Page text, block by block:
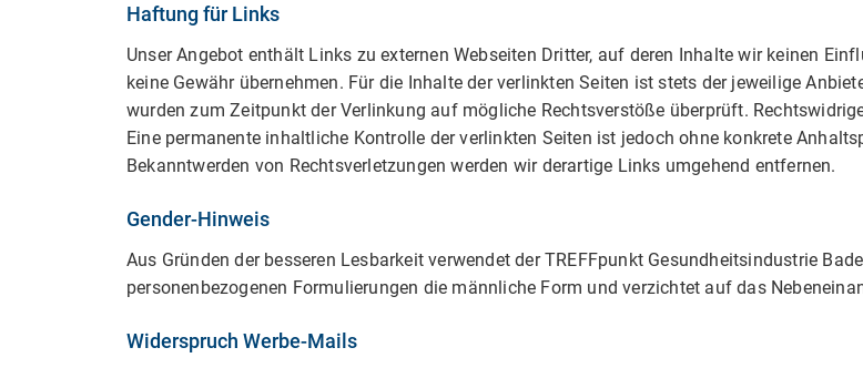
Haftung für Links
Unser Angebot enthält Links zu externen Webseiten Dritter, auf deren Inhalte wir keinen
keine Gewähr übernehmen. Für die Inhalte der verlinkten Seiten ist stets der jeweilige
wurden zum Zeitpunkt der Verlinkung auf mögliche Rechtsverstöße überprüft.
Eine permanente inhaltliche Kontrolle der verlinkten Seiten ist jedoch ohne konkrete
Bekanntwerden von Rechtsverletzungen werden wir derartige Links umgehend entfernen.
Gender-Hinweis
Aus Gründen der besseren Lesbarkeit verwendet der TREFFpunkt Gesundheitsindustrie
personenbezogenen Formulierungen die männliche Form und verzichtet auf das
Widerspruch Werbe-Mails